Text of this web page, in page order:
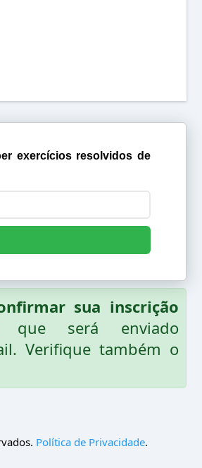
exercícios resolvidos de
sua inscrição
que será enviado
Verifique também o
Política de Privacidade.